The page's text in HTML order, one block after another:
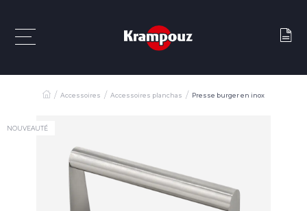
Accessoires Accessoires planchas Presse burger en inox
NOUVEAUTÉ